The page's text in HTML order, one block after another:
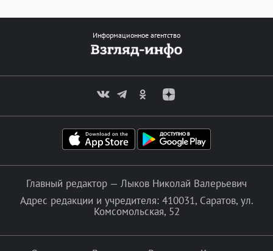
Информационное агентство
Главный редактор — Лыков Николай Валерьевич
Адрес редакции и учредителя: 410031, Саратов, ул.
Комсомольская, 52